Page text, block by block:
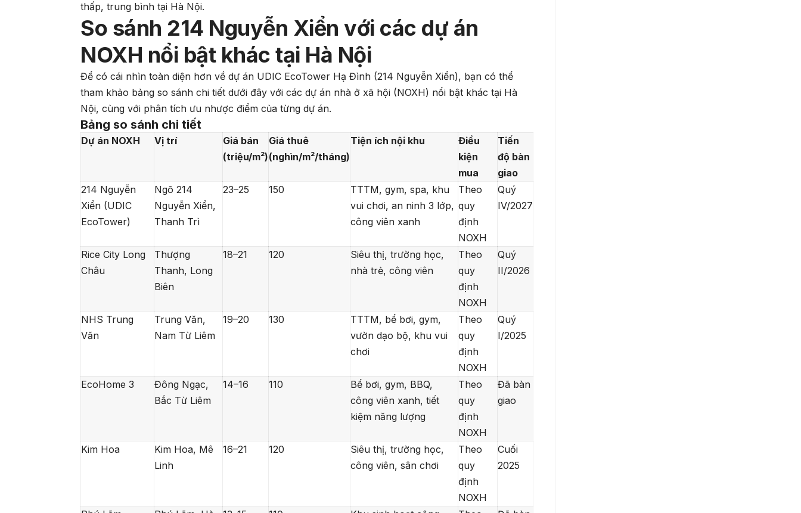
thấp, trung bình tại Hà Nội.
So sánh 214 Nguyễn Xiển với các dự án
NOXH nổi bật khác tại Hà Nội
Để có cái nhìn toàn diện hơn về dự án UDIC EcoTower Hạ Đình (214 Nguyễn Xiển), bạn có thể
tham khảo bảng so sánh chi tiết dưới đây với các dự án nhà ở xã hội (NOXH) nổi bật khác tại Hà
Nội, cùng với phân tích ưu nhược điểm của từng dự án.
Bảng so sánh chi tiết
Dự án NOXH Vị trí
Giá bán
(triệu/m²)
Giá thuê
(nghìn/m²/tháng)
Tiện ích nội khu
Điều
kiện
mua
Tiến
độ bàn
giao
214 Nguyễn
Xiển (UDIC
EcoTower)
Ngõ 214
Nguyễn Xiển,
Thanh Trì
23–25 150
TTTM, gym, spa, khu
vui chơi, an ninh 3 lớp,
công viên xanh
Theo
quy
định
NOXH
Quý
IV/2027
Rice City Long
Châu
Thượng
Thanh, Long
Biên
18–21 120
Siêu thị, trường học,
nhà trẻ, công viên
Theo
quy
định
NOXH
Quý
II/2026
NHS Trung
Văn
Trung Văn,
Nam Từ Liêm
19–20 130
TTTM, bể bơi, gym,
vườn dạo bộ, khu vui
chơi
Theo
quy
định
NOXH
Quý
I/2025
EcoHome 3
Đông Ngạc,
Bắc Từ Liêm
14–16 110
Bể bơi, gym, BBQ,
công viên xanh, tiết
kiệm năng lượng
Theo
quy
định
NOXH
Đã bàn
giao
Kim Hoa
Kim Hoa, Mê
Linh
16–21 120
Siêu thị, trường học,
công viên, sân chơi
Theo
quy
định
NOXH
Cuối
2025